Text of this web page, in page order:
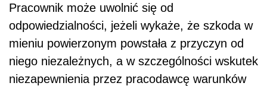
Pracownik może uwolnić się od
odpowiedzialności, jeżeli wykaże, że szkoda w
mieniu powierzonym powstała z przyczyn od
niego niezależnych, a w szczególności wskutek
niezapewnienia przez pracodawcę warunków